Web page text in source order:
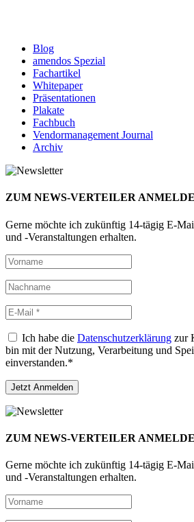
Blog
amendos Spezial
Fachartikel
Whitepaper
Präsentationen
Plakate
Fachbuch
Vendormanagement Journal
Archiv
ZUM NEWS-VERTEILER
Gerne möchte ich zukünftig 14-tägig E-
und -Veranstaltungen erhalten.
Ich habe die Datenschutzerklärung zur
bin mit der Nutzung, Verarbeitung und
einverstanden.*
ZUM NEWS-VERTEILER
Gerne möchte ich zukünftig 14-tägig E-
und -Veranstaltungen erhalten.